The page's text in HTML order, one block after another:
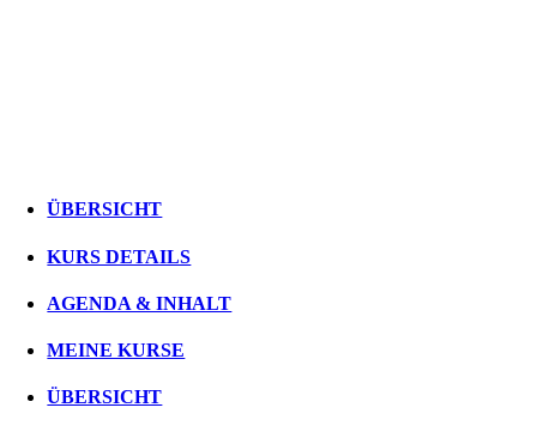
ÜBERSICHT
KURS DETAILS
AGENDA & INHALT
MEINE KURSE
ÜBERSICHT